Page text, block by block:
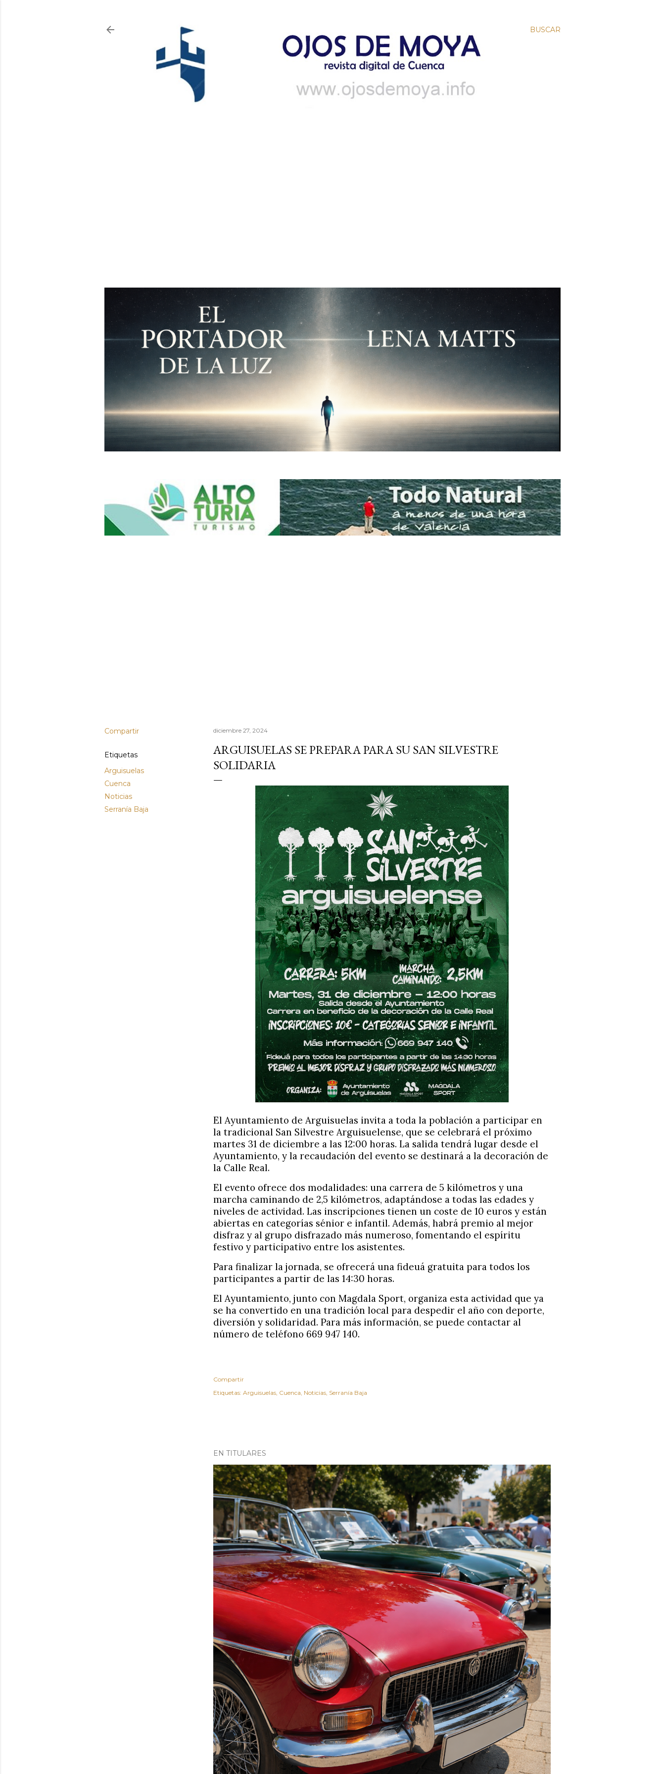
BUSCAR
Compartir
Etiquetas
Arguisuelas
Cuenca
Noticias
Serranía Baja
diciembre 27, 2024
ARGUISUELAS SE PREPARA PARA SU SAN SILVESTRE
SOLIDARIA
El Ayuntamiento de Arguisuelas invita a toda la población a participar en
la tradicional San Silvestre Arguisuelense, que se celebrará el próximo
martes 31 de diciembre a las 12:00 horas. La salida tendrá lugar desde el
Ayuntamiento, y la recaudación del evento se destinará a la decoración de
la Calle Real.
El evento ofrece dos modalidades: una carrera de 5 kilómetros y una
marcha caminando de 2,5 kilómetros, adaptándose a todas las edades y
niveles de actividad. Las inscripciones tienen un coste de 10 euros y están
abiertas en categorías sénior e infantil. Además, habrá premio al mejor
disfraz y al grupo disfrazado más numeroso, fomentando el espíritu
festivo y participativo entre los asistentes.
Para finalizar la jornada, se ofrecerá una fideuá gratuita para todos los
participantes a partir de las 14:30 horas.
El Ayuntamiento, junto con Magdala Sport, organiza esta actividad que ya
se ha convertido en una tradición local para despedir el año con deporte,
diversión y solidaridad. Para más información, se puede contactar al
número de teléfono 669 947 140.
Compartir
Etiquetas: Arguisuelas Cuenca Noticias Serranía Baja
EN TITULARES